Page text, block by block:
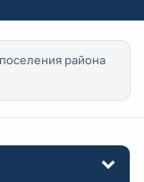
района